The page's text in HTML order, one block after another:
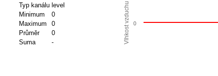
Typ kanálu level
Minimum
0
Maximum
0
Průměr
0
Suma
- Vlhkost vzduchu 0